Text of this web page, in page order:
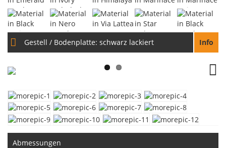
Gestell / Bodenplatte: schwarz lackiert Info
Abmessungen